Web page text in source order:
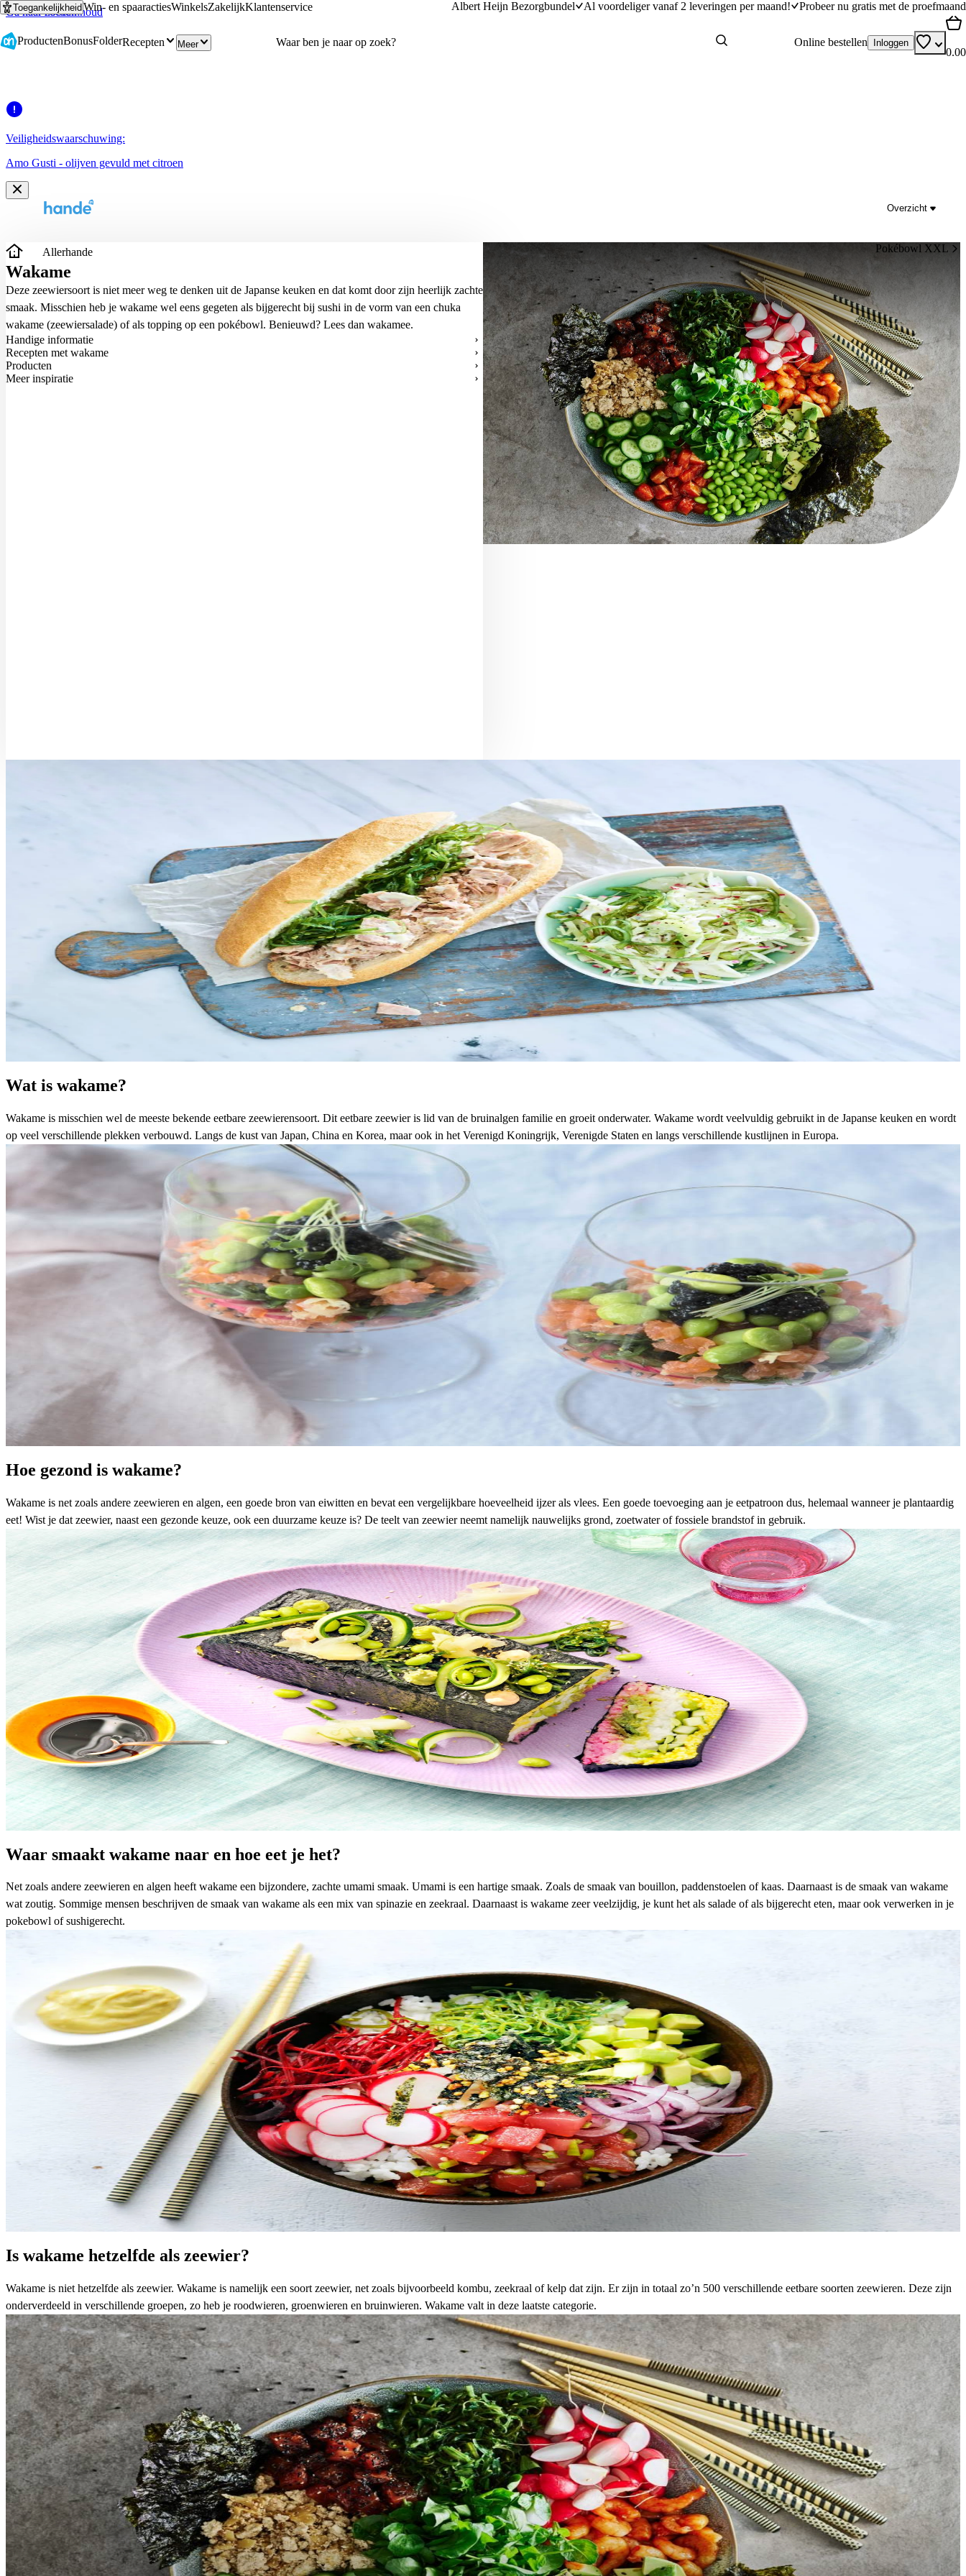
Ga naar hoofdinhoud
Ga naar zoeken
ToegankelijkheidWin- en spaaractiesWinkelsZakelijkKlantenservice Albert Heijn Bezorgbundel Al voordeliger vanaf 2 leveringen per maand! Probeer nu gratis met de proefmaand
ProductenBonusFolderRecepten Meer Online bestellen Inloggen
0.00
Veiligheidswaarschuwing:
Amo Gusti - olijven gevuld met citroen
Overzicht
Pokébowl XXL
Allerhande
Wakame
Deze zeewiersoort is niet meer weg te denken uit de Japanse keuken en dat komt door zijn heerlijk zachte
smaak. Misschien heb je wakame wel eens gegeten als bijgerecht bij sushi in de vorm van een chuka
wakame (zeewiersalade) of als topping op een pokébowl. Benieuwd? Lees dan wakamee.
Handige informatie
Recepten met wakame
Producten
Meer inspiratie
Wat is wakame?
Wakame is misschien wel de meeste bekende eetbare zeewierensoort. Dit eetbare zeewier is lid van de bruinalgen familie en groeit onderwater. Wakame wordt veelvuldig gebruikt in de Japanse keuken en wordt
op veel verschillende plekken verbouwd. Langs de kust van Japan, China en Korea, maar ook in het Verenigd Koningrijk, Verenigde Staten en langs verschillende kustlijnen in Europa.
Hoe gezond is wakame?
Wakame is net zoals andere zeewieren en algen, een goede bron van eiwitten en bevat een vergelijkbare hoeveelheid ijzer als vlees. Een goede toevoeging aan je eetpatroon dus, helemaal wanneer je plantaardig
eet! Wist je dat zeewier, naast een gezonde keuze, ook een duurzame keuze is? De teelt van zeewier neemt namelijk nauwelijks grond, zoetwater of fossiele brandstof in gebruik.
Waar smaakt wakame naar en hoe eet je het?
Net zoals andere zeewieren en algen heeft wakame een bijzondere, zachte umami smaak. Umami is een hartige smaak. Zoals de smaak van bouillon, paddenstoelen of kaas. Daarnaast is de smaak van wakame
wat zoutig. Sommige mensen beschrijven de smaak van wakame als een mix van spinazie en zeekraal. Daarnaast is wakame zeer veelzijdig, je kunt het als salade of als bijgerecht eten, maar ook verwerken in je
pokebowl of sushigerecht.
Is wakame hetzelfde als zeewier?
Wakame is niet hetzelfde als zeewier. Wakame is namelijk een soort zeewier, net zoals bijvoorbeeld kombu, zeekraal of kelp dat zijn. Er zijn in totaal zo’n 500 verschillende eetbare soorten zeewieren. Deze zijn
onderverdeeld in verschillende groepen, zo heb je roodwieren, groenwieren en bruinwieren. Wakame valt in deze laatste categorie.